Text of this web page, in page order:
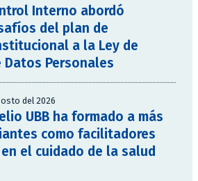
Interno abordó
del plan de
a la Ley de
Datos Personales
del 2026
UBB ha formado a más
como facilitadores
el cuidado de la salud